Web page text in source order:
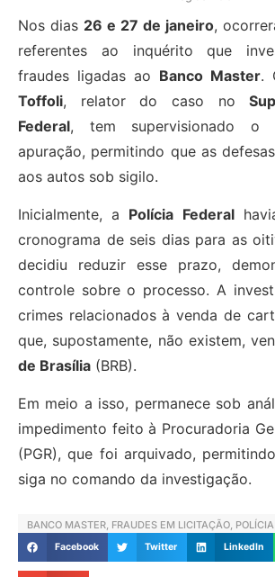
Nos dias 26 e 27 de janeiro,
referentes ao inquérito que
fraudes ligadas ao Banco Master.
Toffoli, relator do caso no
Federal, tem supervisionado o
apuração, permitindo que as
aos autos sob sigilo.
Inicialmente, a Polícia Federal
cronograma de seis dias para as
decidiu reduzir esse prazo,
controle sobre o processo. A
crimes relacionados à venda de
que, supostamente, não existem,
de Brasília (BRB).
Em meio a isso, permanece sob
impedimento feito à Procuradoria
(PGR), que foi arquivado,
siga no comando da investigação.
BANCO MASTER, FRAUDES EM LICITAÇÃO,
Facebook Twitter LinkedIn